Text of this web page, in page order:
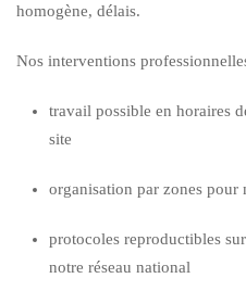
homogène, délais.
Nos interventions
travail possible en horaires
site
organisation par zones pour
protocoles reproductibles
notre réseau national